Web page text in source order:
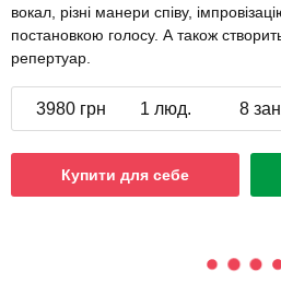
вокал, різні манери співу,
постановкою голосу. А також
репертуар.
3980 грн 1 люд. 8
Купити для себе